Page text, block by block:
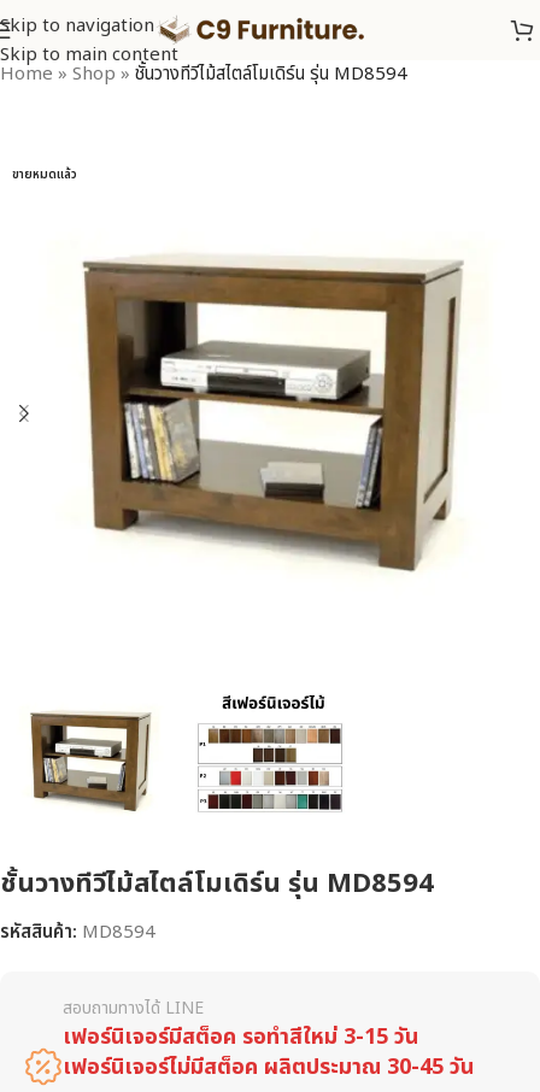
Skip to navigation
Skip to main content
Home » Shop » ชั้นวางทีวีไม้สไตล์โมเดิร์น รุ่น MD8594
ขายหมดแล้ว
ชั้นวางทีวีไม้สไตล์โมเดิร์น รุ่น MD8594
รหัสสินค้า: MD8594
สอบถามทางได้ LINE
เฟอร์นิเจอร์มีสต็อค รอทำสีใหม่ 3-15 วัน
เฟอร์นิเจอร์ไม่มีสต็อค ผลิตประมาณ 30-45 วัน